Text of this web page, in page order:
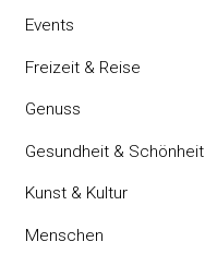
Events
Freizeit & Reise
Genuss
Gesundheit & Schönheit
Kunst & Kultur
Menschen